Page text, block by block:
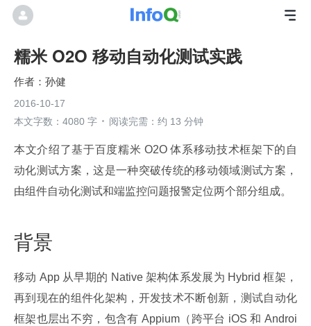
糯米 O2O 移动自动化测试实践
孙健
2016-10-17
本文字数：4080 字
阅读完需：约 13 分钟
本文介绍了基于百度糯米 O2O 体系移动技术框架下的自
动化测试方案，这是一种突破传统的移动领域测试方案，
由组件自动化测试和端监控问题报警定位两个部分组成。
背景
移动 App 从早期的 Native 架构体系发展为 Hybrid 框架，
再到现在的组件化架构，开发技术不断创新，测试自动化
框架也层出不穷，包含有 Appium（跨平台 iOS 和 Androi